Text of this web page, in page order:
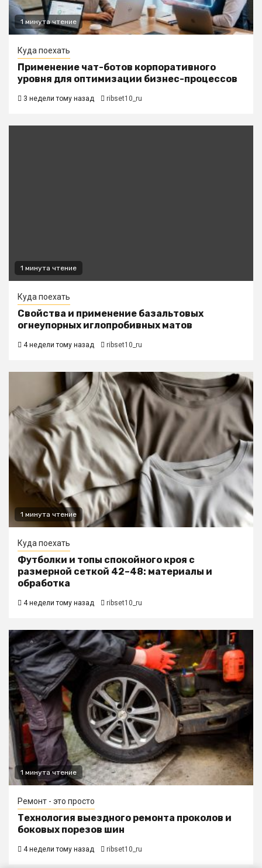
1 минута чтение
Куда поехать
Применение чат-ботов корпоративного
уровня для оптимизации бизнес-процессов
3 недели тому назад ribset10_ru
1 минута чтение
Куда поехать
Свойства и применение базальтовых
огнеупорных иглопробивных матов
4 недели тому назад ribset10_ru
1 минута чтение
Куда поехать
Футболки и топы спокойного кроя с
размерной сеткой 42–48: материалы и
обработка
4 недели тому назад ribset10_ru
1 минута чтение
Ремонт - это просто
Технология выездного ремонта проколов и
боковых порезов шин
4 недели тому назад ribset10_ru